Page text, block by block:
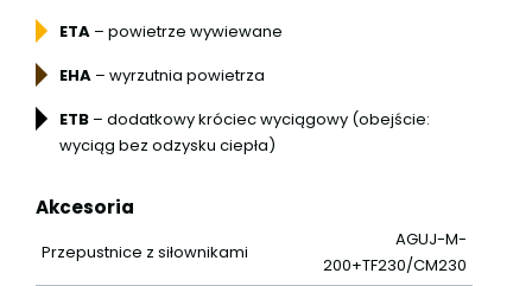
ETA – powietrze wywiewane
EHA – wyrzutnia powietrza
ETB – dodatkowy króciec wyciągowy (obejście:
wyciąg bez odzysku ciepła)
Akcesoria
Przepustnice z siłownikami
AGUJ-M-
200+TF230/CM230